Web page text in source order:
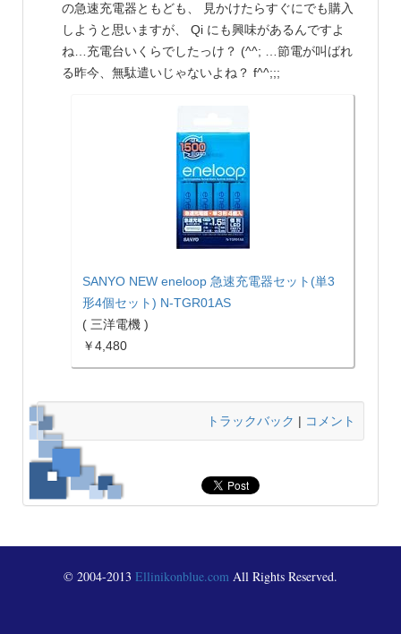
の急速充電器ともども、 見かけたらすぐにでも購入
しようと思いますが、 Qi にも興味があるんですよ
ね…充電台いくらでしたっけ？ (^^; …節電が叫ばれ
る昨今、無駄遣いじゃないよね？ f^^;;;
SANYO NEW eneloop 急速充電器セット(単3
形4個セット) N-TGR01AS
( 三洋電機 )
￥4,480
トラックバック | コメント
© 2004-2013 Ellinikonblue.com All Rights Reserved.